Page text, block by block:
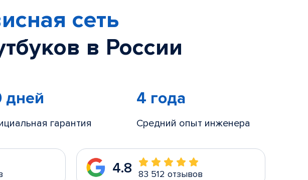
сеть
в России
дней
гарантия
4 года
Средний опыт инженера
4.8 83 512 отзывов